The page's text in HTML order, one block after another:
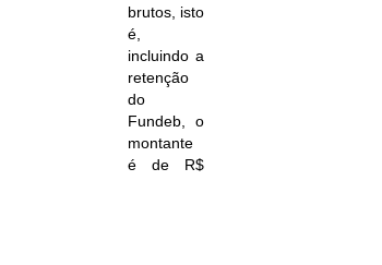
brutos, isto
é,
incluindo a
retenção
do
Fundeb, o
montante
é de R$